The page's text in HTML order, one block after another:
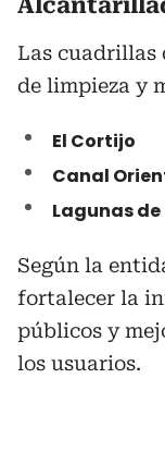
Las cuadrillas
de limpieza y
El Cortijo
Canal
Lagunas de
Según la
fortalecer la
públicos y
los usuarios.